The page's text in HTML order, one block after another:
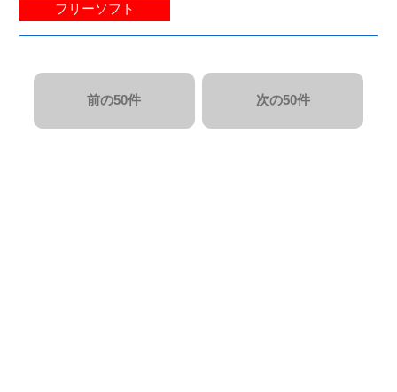
フリーソフト
前の50件 次の50件